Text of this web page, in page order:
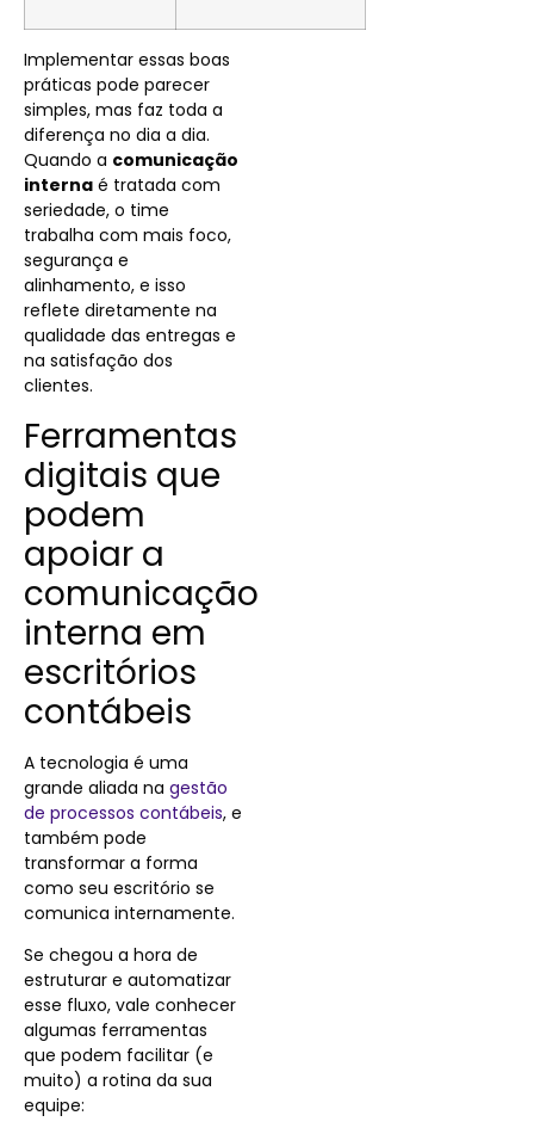
Implementar essas boas
práticas pode parecer
simples, mas faz toda a
diferença no dia a dia.
Quando a comunicação
interna é tratada com
seriedade, o time
trabalha com mais foco,
segurança e
alinhamento, e isso
reflete diretamente na
qualidade das entregas e
na satisfação dos
clientes.
Ferramentas
digitais que
podem
apoiar a
comunicação
interna em
escritórios
contábeis
A tecnologia é uma
grande aliada na gestão
de processos contábeis, e
também pode
transformar a forma
como seu escritório se
comunica internamente.
Se chegou a hora de
estruturar e automatizar
esse fluxo, vale conhecer
algumas ferramentas
que podem facilitar (e
muito) a rotina da sua
equipe: